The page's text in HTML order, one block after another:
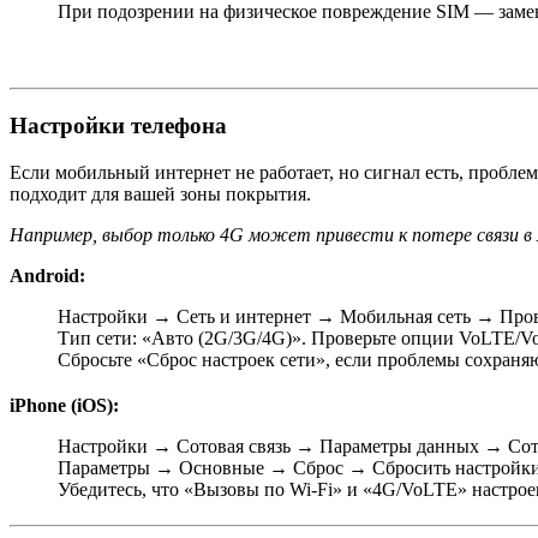
При подозрении на физическое повреждение SIM —
Настройки телефона
Если мобильный интернет не работает, но сигнал есть,
подходит для вашей зоны покрытия.
Например, выбор только 4G может привести к потере связи в
Android:
Настройки → Сеть и интернет → Мобильная сеть →
Тип сети: «Авто (2G/3G/4G)». Проверьте опции VoLTE/
Сбросьте «Сброс настроек сети», если проблемы
iPhone (iOS):
Настройки → Сотовая связь → Параметры данных →
Параметры → Основные → Сброс → Сбросить
Убедитесь, что «Вызовы по Wi-Fi» и «4G/VoLTE»